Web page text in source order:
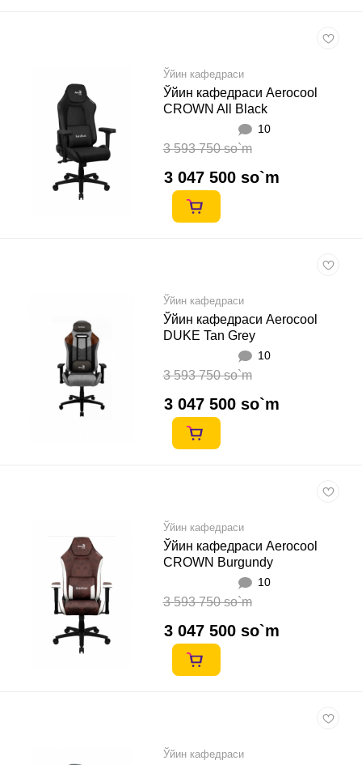
Ўйин кафедраси
Ўйин кафедраси Aerocool
CROWN All Black
10
3 593 750 so`m
3 047 500 so`m
Ўйин кафедраси
Ўйин кафедраси Aerocool
DUKE Tan Grey
10
3 593 750 so`m
3 047 500 so`m
Ўйин кафедраси
Ўйин кафедраси Aerocool
CROWN Burgundy
10
3 593 750 so`m
3 047 500 so`m
Ўйин кафедраси